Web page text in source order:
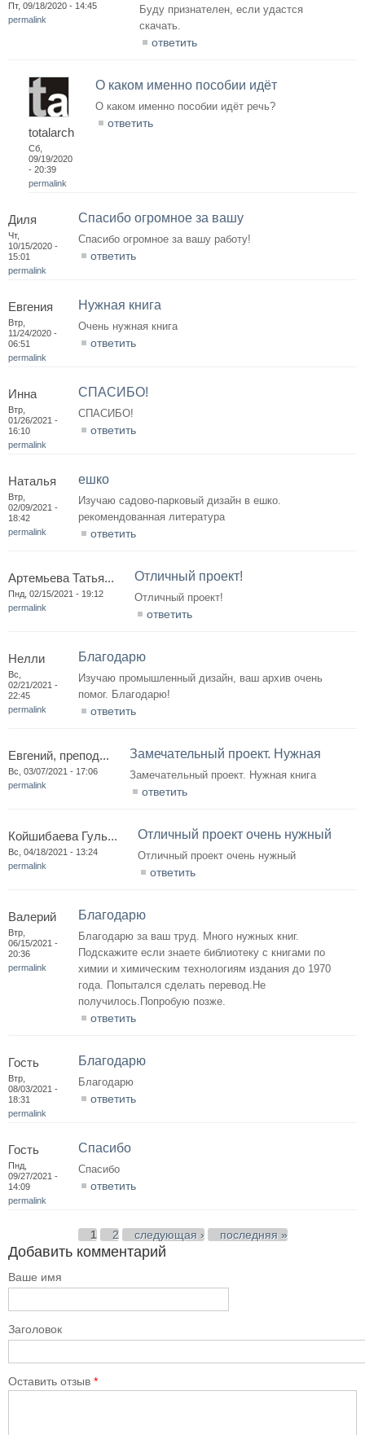
Пт, 09/18/2020 - 14:45
permalink
Буду признателен, если удастся
скачать.
ответить
totalarch
Сб,
09/19/2020
- 20:39
permalink
О каком именно пособии идёт
О каком именно пособии идёт речь?
ответить
Диля
Чт,
10/15/2020 -
15:01
permalink
Спасибо огромное за вашу
Спасибо огромное за вашу работу!
ответить
Евгения
Втр,
11/24/2020 -
06:51
permalink
Нужная книга
Очень нужная книга
ответить
Инна
Втр,
01/26/2021 -
16:10
permalink
СПАСИБО!
СПАСИБО!
ответить
Наталья
Втр,
02/09/2021 -
18:42
permalink
ешко
Изучаю садово-парковый дизайн в ешко.
рекомендованная литература
ответить
Артемьева Татья...
Пнд, 02/15/2021 - 19:12
permalink
Отличный проект!
Отличный проект!
ответить
Нелли
Вс,
02/21/2021 -
22:45
permalink
Благодарю
Изучаю промышленный дизайн, ваш архив очень
помог. Благодарю!
ответить
Евгений, препод...
Вс, 03/07/2021 - 17:06
permalink
Замечательный проект. Нужная
Замечательный проект. Нужная книга
ответить
Койшибаева Гуль...
Вс, 04/18/2021 - 13:24
permalink
Отличный проект очень нужный
Отличный проект очень нужный
ответить
Валерий
Втр,
06/15/2021 -
20:36
permalink
Благодарю
Благодарю за ваш труд. Много нужных книг.
Подскажите если знаете библиотеку с книгами по
химии и химическим технологиям издания до 1970
года. Попытался сделать перевод.Не
получилось.Попробую позже.
ответить
Гость
Втр,
08/03/2021 -
18:31
permalink
Благодарю
Благодарю
ответить
Гость
Пнд,
09/27/2021 -
14:09
permalink
Спасибо
Спасибо
ответить
1 2 следующая › последняя »
Добавить комментарий
Ваше имя
Заголовок
Оставить отзыв *